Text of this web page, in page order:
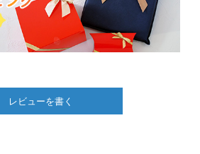
レビューを書く